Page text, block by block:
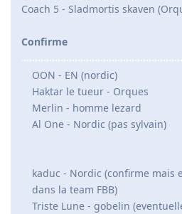
Coach 5 - Sladmortis skaven
Confirme
OON - EN (nordic)
Haktar le tueur - Orques
Merlin - homme lezard
Al One - Nordic (pas sylvain)
kaduc - Nordic (confirme mais
dans la team FBB)
Triste Lune - gobelin